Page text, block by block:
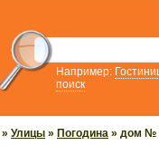
Например:
поиск
» Улицы » Погодина » дом №